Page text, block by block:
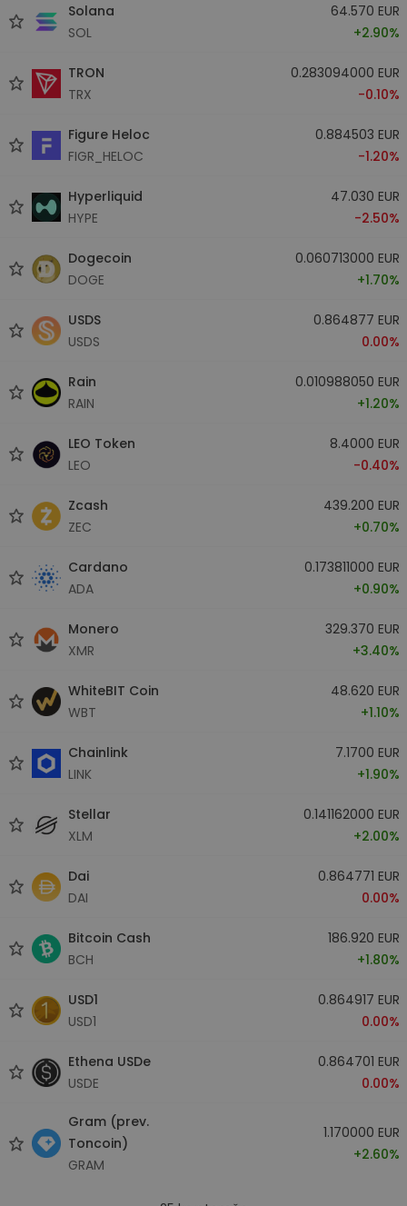
Solana
SOL
64.570 EUR
+2.90%
TRON
TRX
0.283094000 EUR
-0.10%
Figure Heloc
FIGR_HELOC
0.884503 EUR
-1.20%
Hyperliquid
HYPE
47.030 EUR
-2.50%
Dogecoin
DOGE
0.060713000 EUR
+1.70%
USDS
USDS
0.864877 EUR
0.00%
Rain
RAIN
0.010988050 EUR
+1.20%
LEO Token
LEO
8.4000 EUR
-0.40%
Zcash
ZEC
439.200 EUR
+0.70%
Cardano
ADA
0.173811000 EUR
+0.90%
Monero
XMR
329.370 EUR
+3.40%
WhiteBIT Coin
WBT
48.620 EUR
+1.10%
Chainlink
LINK
7.1700 EUR
+1.90%
Stellar
XLM
0.141162000 EUR
+2.00%
Dai
DAI
0.864771 EUR
0.00%
Bitcoin Cash
BCH
186.920 EUR
+1.80%
USD1
USD1
0.864917 EUR
0.00%
Ethena USDe
USDE
0.864701 EUR
0.00%
Gram (prev.
Toncoin)
GRAM
1.170000 EUR
+2.60%